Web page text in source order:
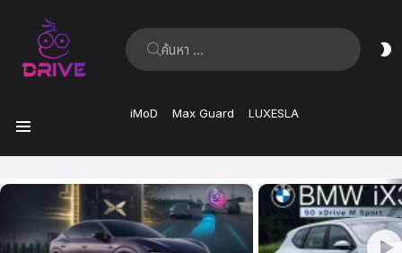
ค้นหา:
iMoD Max Guard LUXESLA
ล่าสุด